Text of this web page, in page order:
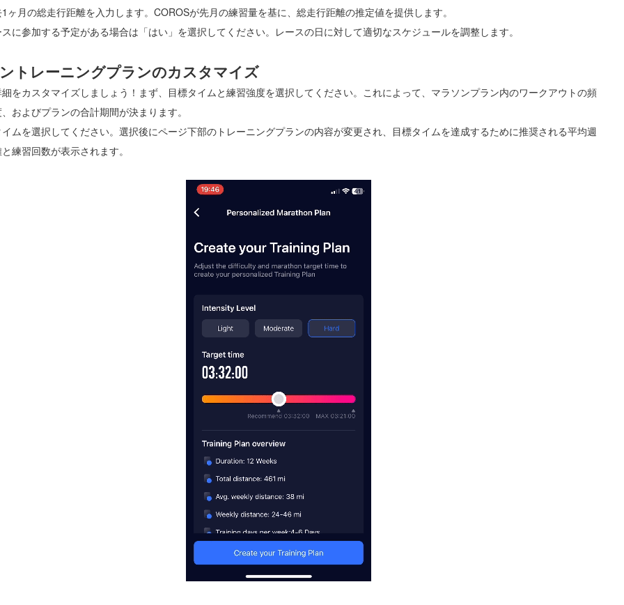
ヶ月の総走行距離を入力します。COROSが先月の練習量を基に、総走行距離の推定値を提供します。
に参加する予定がある場合は「はい」を選択してください。レースの日に対して適切なスケジュールを調整します。
トレーニングプランのカスタマイズ
をカスタマイズしましょう！まず、目標タイムと練習強度を選択してください。これによって、マラソンプラン内のワークアウトの頻
およびプランの合計期間が決まります。
ムを選択してください。選択後にページ下部のトレーニングプランの内容が変更され、目標タイムを達成するために推奨される平均週
練習回数が表示されます。